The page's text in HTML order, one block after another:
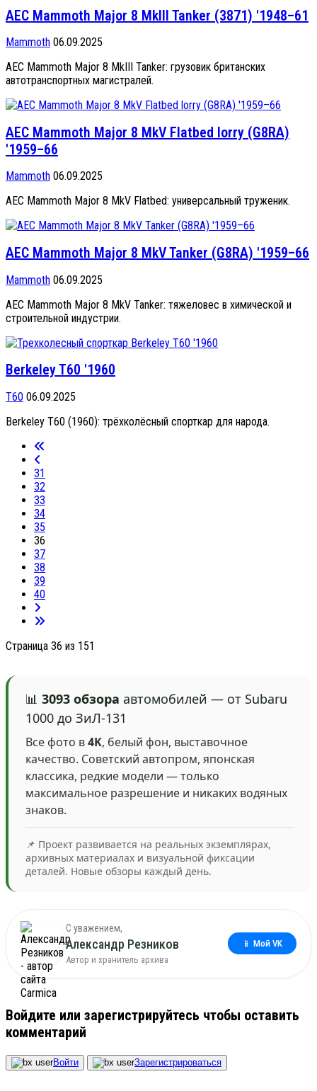
AEC Mammoth Major 8 MkIII Tanker (3871) '1948–61
Mammoth 06.09.2025
AEC Mammoth Major 8 MkIII Tanker: грузовик британских
автотранспортных магистралей.
AEC Mammoth Major 8 MkV Flatbed lorry (G8RA)
'1959–66
Mammoth 06.09.2025
AEC Mammoth Major 8 MkV Flatbed: универсальный труженик.
AEC Mammoth Major 8 MkV Tanker (G8RA) '1959–66
Mammoth 06.09.2025
AEC Mammoth Major 8 MkV Tanker: тяжеловес в химической и
строительной индустрии.
Berkeley T60 '1960
T60 06.09.2025
Berkeley T60 (1960): трёхколёсный спорткар для народа.
31
32
33
34
35
36
37
38
39
40
Страница 36 из 151
📊 3093 обзора автомобилей — от Subaru
1000 до ЗиЛ-131
Все фото в4K, белый фон, выставочное
качество. Советский автопром, японская
классика, редкие модели — только
максимальное разрешение и никаких водяных
знаков.
📌 Проект развивается на реальных экземплярах,
архивных материалах и визуальной фиксации
деталей. Новые обзоры каждый день.
С уважением,
Александр Резников
Автор и хранитель архива
📱 Мой VK
Войдите или зарегистрируйтесь чтобы оставить
комментарий
Войти Зарегистрироваться